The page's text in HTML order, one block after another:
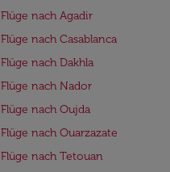
Flüge nach Agadir
Flüge nach Casablanca
Flüge nach Dakhla
Flüge nach Nador
Flüge nach Oujda
Flüge nach Ouarzazate
Flüge nach Tetouan